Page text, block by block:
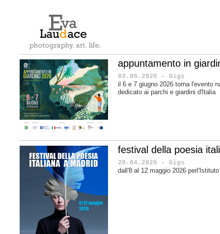
appuntamento in
03.06.2026 - Gigs
il 6 e 7 giugno 2026 torna l'evento
dedicato ai parchi e giardini d'Italia
festival della poesia
29.04.2026 - Gigs
dall'8 al 12 maggio 2026